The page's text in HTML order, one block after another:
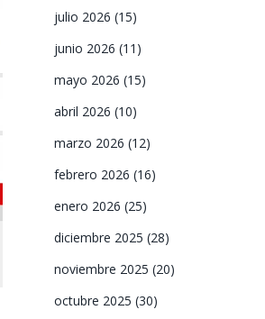
julio 2026 (15)
junio 2026 (11)
mayo 2026 (15)
abril 2026 (10)
marzo 2026 (12)
febrero 2026 (16)
enero 2026 (25)
diciembre 2025 (28)
noviembre 2025 (20)
octubre 2025 (30)